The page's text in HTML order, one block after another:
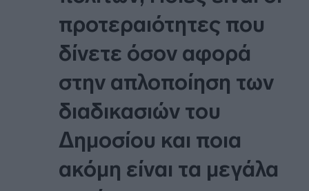
προτεραιότητες που
δίνετε όσον αφορά
στην απλοποίηση των
διαδικασιών του
Δημοσίου και ποια
ακόμη είναι τα μεγάλα